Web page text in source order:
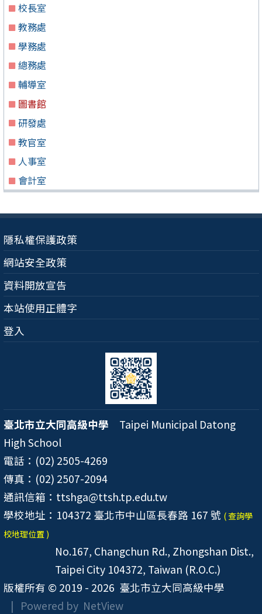
校長室
教務處
學務處
總務處
輔導室
圖書館
研發處
教官室
人事室
會計室
隱私權保護政策
網站安全政策
資料開放宣告
本站使用正體字
登入
臺北市立大同高級中學 Taipei Municipal Datong
High School
電話：(02) 2505-4269
傳真：(02) 2507-2094
通訊信箱：ttshga@ttsh.tp.edu.tw
學校地址：104372 臺北市中山區長春路 167 號 ( 查詢學
校地理位置 )
No.167, Changchun Rd., Zhongshan Dist.,
Taipei City 104372, Taiwan (R.O.C.)
版權所有 © 2019 - 2026 臺北市立大同高級中學
| Powered by NetView